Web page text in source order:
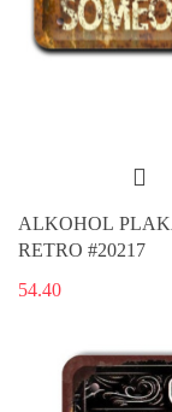
ALKOHOL
RETRO #20217
54.40